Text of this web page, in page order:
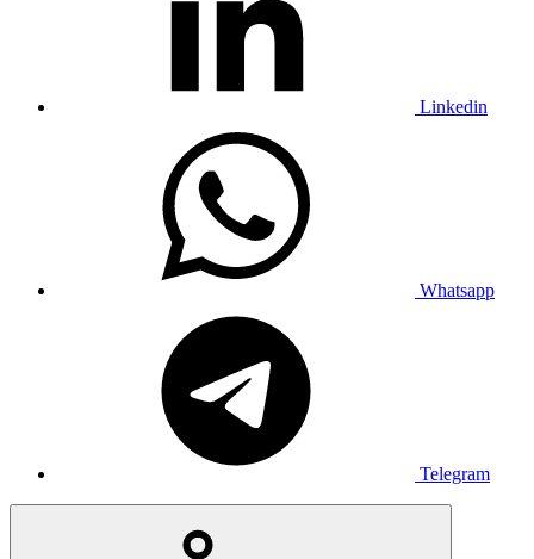
Linkedin
Whatsapp
Telegram